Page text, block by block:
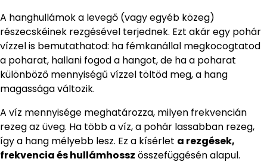
A hanghullámok a levegő (vagy egyéb közeg)
részecskéinek rezgésével terjednek. Ezt akár egy pohár
vízzel is bemutathatod: ha fémkanállal megkocogtatod
a poharat, hallani fogod a hangot, de ha a poharat
különböző mennyiségű vízzel töltöd meg, a hang
magassága változik.
A víz mennyisége meghatározza, milyen frekvencián
rezeg az üveg. Ha több a víz, a pohár lassabban rezeg,
így a hang mélyebb lesz. Ez a kísérlet a rezgések,
frekvencia és hullámhossz összefüggésén alapul.